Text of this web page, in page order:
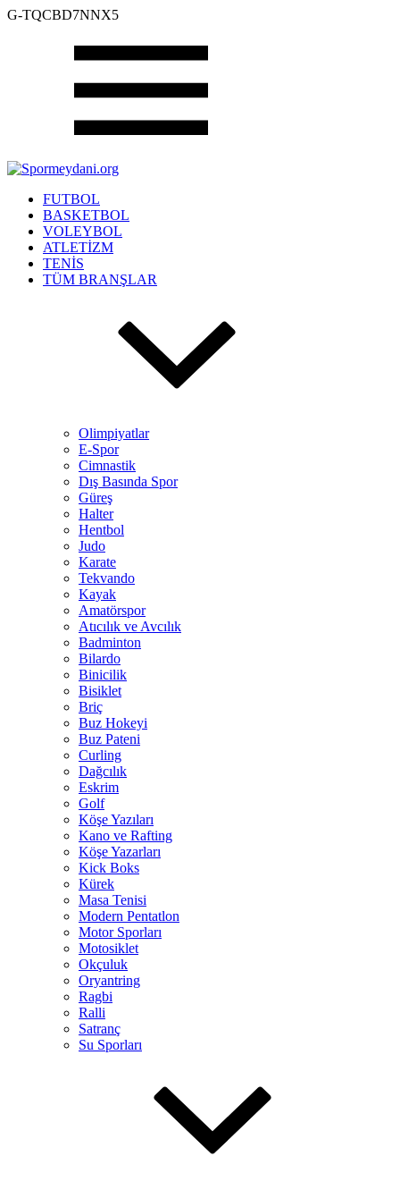
G-TQCBD7NNX5
FUTBOL
BASKETBOL
VOLEYBOL
ATLETİZM
TENİS
TÜM BRANŞLAR
Olimpiyatlar
E-Spor
Cimnastik
Dış Basında Spor
Güreş
Halter
Hentbol
Judo
Karate
Tekvando
Kayak
Amatörspor
Atıcılık ve Avcılık
Badminton
Bilardo
Binicilik
Bisiklet
Briç
Buz Hokeyi
Buz Pateni
Curling
Dağcılık
Eskrim
Golf
Köşe Yazıları
Kano ve Rafting
Köşe Yazarları
Kick Boks
Kürek
Masa Tenisi
Modern Pentatlon
Motor Sporları
Motosiklet
Okçuluk
Oryantring
Ragbi
Ralli
Satranç
Su Sporları